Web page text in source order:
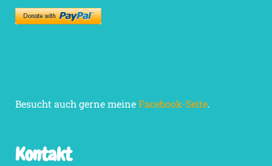
Besucht auch gerne meineFacebook-Seite.
Kontakt